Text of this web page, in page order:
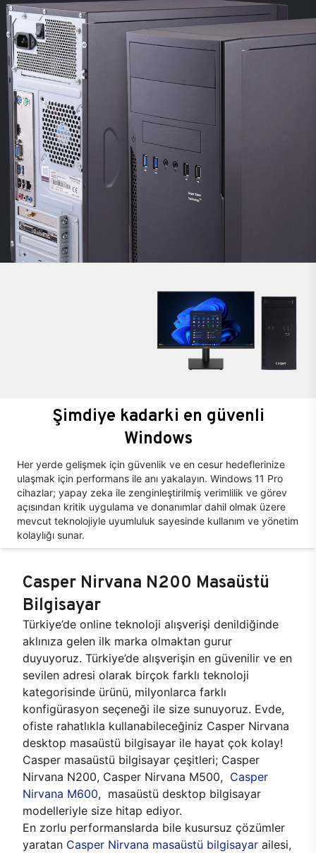
Şimdiye kadarki en güvenli
Windows
Her yerde gelişmek için güvenlik ve en cesur hedeflerinize
ulaşmak için performans ile anı yakalayın. Windows 11 Pro
cihazlar; yapay zeka ile zenginleştirilmiş verimlilik ve görev
açısından kritik uygulama ve donanımlar dahil olmak üzere
mevcut teknolojiyle uyumluluk sayesinde kullanım ve yönetim
kolaylığı sunar.
Casper Nirvana N200 Masaüstü
Bilgisayar
Türkiye’de online teknoloji alışverişi denildiğinde
aklınıza gelen ilk marka olmaktan gurur
duyuyoruz. Türkiye’de alışverişin en güvenilir ve en
sevilen adresi olarak birçok farklı teknoloji
kategorisinde ürünü, milyonlarca farklı
konfigürasyon seçeneği ile size sunuyoruz. Evde,
ofiste rahatlıkla kullanabileceğiniz Casper Nirvana
desktop masaüstü bilgisayar ile hayat çok kolay!
Casper masaüstü bilgisayar çeşitleri; Casper
Nirvana N200, Casper Nirvana M500, Casper
Nirvana M600, masaüstü desktop bilgisayar
modelleriyle size hitap ediyor.
En zorlu performanslarda bile kusursuz çözümler
yaratan Casper Nirvana masaüstü bilgisayar ailesi,